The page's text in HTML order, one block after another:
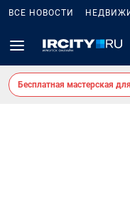
ВСЕ НОВОСТИ
Бесплатная мастерская